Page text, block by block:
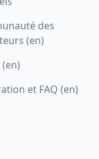
des
(en)
et FAQ (en)